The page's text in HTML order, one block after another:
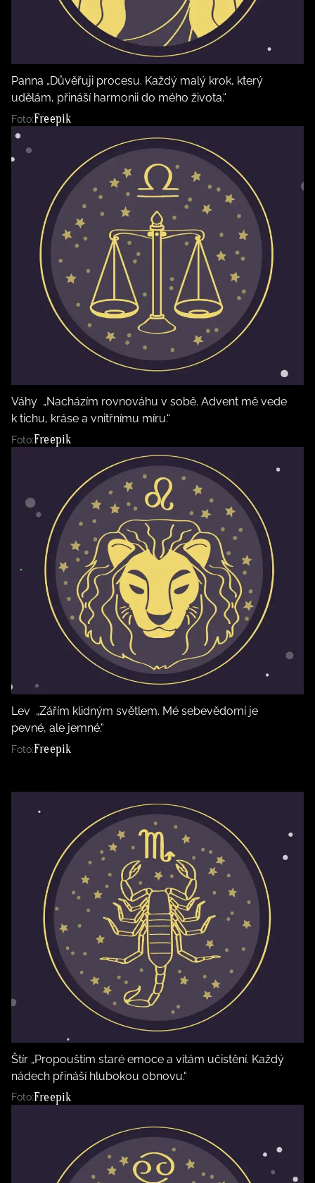
Panna „Důvěřuji procesu. Každý malý krok, který
udělám, přináší harmonii do mého života.“
Foto:Freepik
Váhy „Nacházím rovnováhu v sobě. Advent mě vede
k tichu, kráse a vnitřnímu míru.“
Foto:Freepik
Lev „Zářím klidným světlem. Mé sebevědomí je
pevné, ale jemné.“
Foto:Freepik
Štír „Propouštím staré emoce a vítám učistění. Každý
nádech přináší hlubokou obnovu.“
Foto:Freepik